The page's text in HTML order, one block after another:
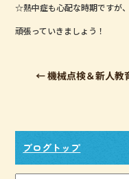
☆熱中症も心配な時期ですが
頑張っていきましょう！
←機械点検＆新人教
ブログトップ